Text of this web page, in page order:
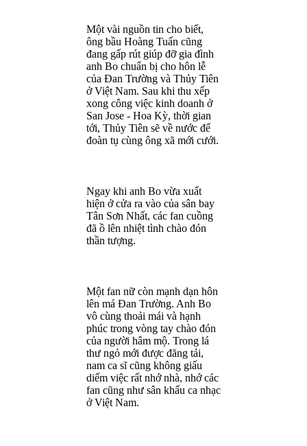
Một vài nguồn tin cho biết,
ông bầu Hoàng Tuấn cũng
đang gấp rút giúp đỡ gia đình
anh Bo chuẩn bị cho hôn lễ
của Đan Trường và Thủy Tiên
ở Việt Nam. Sau khi thu xếp
xong công việc kinh doanh ở
San Jose - Hoa Kỳ, thời gian
tới, Thủy Tiên sẽ về nước để
đoàn tụ cùng ông xã mới cưới.
Ngay khi anh Bo vừa xuất
hiện ở cửa ra vào của sân bay
Tân Sơn Nhất, các fan cuồng
đã ồ lên nhiệt tình chào đón
thần tượng.
Một fan nữ còn mạnh dạn hôn
lên má Đan Trường. Anh Bo
vô cùng thoải mái và hạnh
phúc trong vòng tay chào đón
của người hâm mộ. Trong lá
thư ngỏ mới được đăng tải,
nam ca sĩ cũng không giấu
diếm việc rất nhớ nhà, nhớ các
fan cũng như sân khấu ca nhạc
ở Việt Nam.